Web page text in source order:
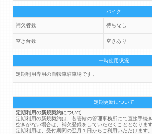
バイク
補欠者数 待ちなし
空き台数 空きあり
一時使用状況
定期利用専用の自転車駐車場です。
定期更新について
定期利用の新規契約について
定期利用の新規契約は、各管轄の管理事務所にて直接手続
空きがない場合は、補欠登録をしていただくこととなります
定期利用は、受付期間の翌月１日からご利用いただけます。